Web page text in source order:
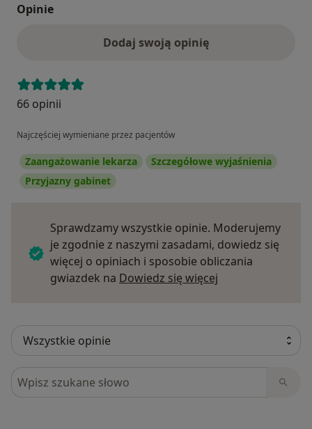
Opinie
Dodaj swoją opinię
66 opinii
Najczęściej wymieniane przez pacjentów
Zaangażowanie lekarza
Szczegółowe wyjaśnienia
Przyjazny gabinet
Sprawdzamy wszystkie opinie. Moderujemy
je zgodnie z naszymi zasadami, dowiedz się
więcej o opiniach i sposobie obliczania
gwiazdek na Dowiedz się więcej
Szukaj w opiniach